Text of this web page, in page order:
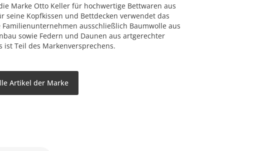
Marke Otto Keller für hochwertige Bettwaren aus
seine Kopfkissen und Bettdecken verwendet das
ausschließlich Baumwolle aus
sowie Federn und Daunen aus artgerechter
ist Teil des Markenversprechens.
Artikel der Marke